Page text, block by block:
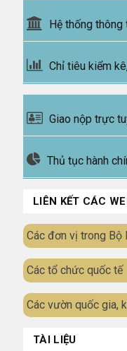
Hệ thống
Chỉ tiêu kiểm
Giao nộp trực
Thủ tục hành
LIÊN KẾT CÁC
Các đơn vị trong Bộ
Các tổ chức quốc tế
Các vườn quốc gia,
TÀI LIỆU